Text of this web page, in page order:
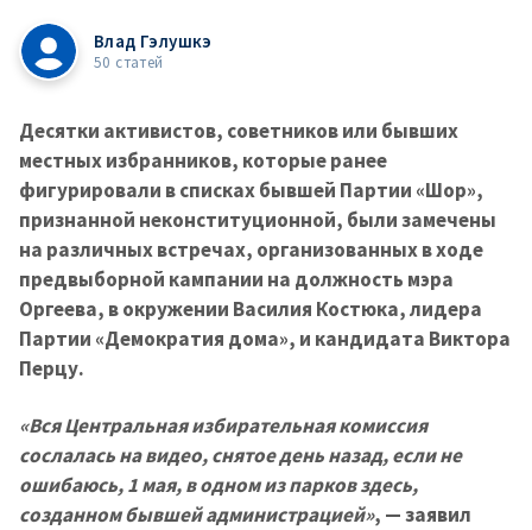
Влад Гэлушкэ
50 статей
Десятки активистов, советников или бывших
местных избранников, которые ранее
фигурировали в списках бывшей Партии «Шор»,
признанной неконституционной, были замечены
на различных встречах, организованных в ходе
предвыборной кампании на должность мэра
Оргеева, в окружении Василия Костюка, лидера
Партии «Демократия дома», и кандидата Виктора
Перцу.
«Вся Центральная избирательная комиссия
сослалась на видео, снятое день назад, если не
ошибаюсь, 1 мая, в одном из парков здесь,
созданном бывшей администрацией», — заявил